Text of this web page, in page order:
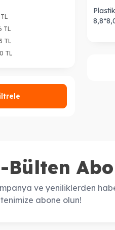
Ramadan / İslam
/ Women's Day
TL
TL
TL
Bülten
ve yeniliklerden
abone olun!